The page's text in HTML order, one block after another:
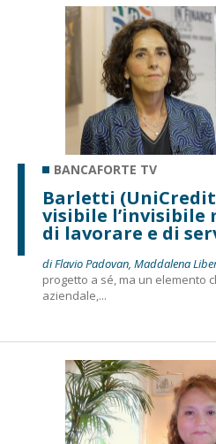
BANCAFORTE TV
Barletti
visibile l’invisibile
di lavorare e di
di Flavio Padovan, Maddalena
progetto a sé, ma un elemento
aziendale,...